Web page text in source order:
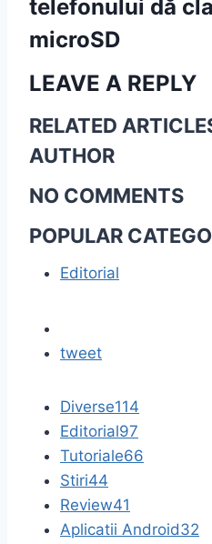
telefonului dă
microSD
LEAVE A REPLY
RELATED
AUTHOR
NO COMMENTS
POPULAR
Editorial
tweet
Diverse114
Editorial97
Tutoriale66
Stiri44
Review41
Aplicatii Android32